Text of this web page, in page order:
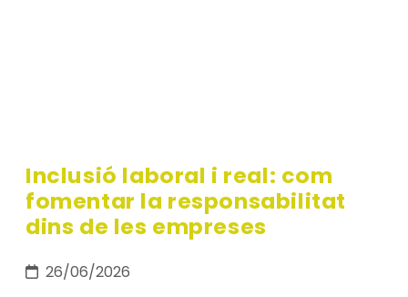
Inclusió laboral i real: com
fomentar la responsabilitat
dins de les empreses
26/06/2026